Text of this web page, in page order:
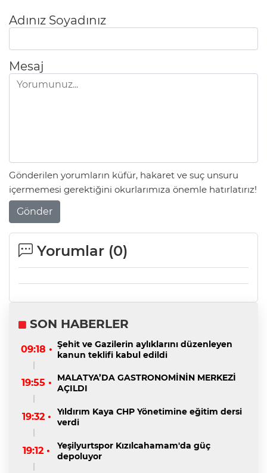
Adınız Soyadınız
Mesaj
Gönderilen yorumların küfür, hakaret ve suç unsuru
içermemesi gerektiğini okurlarımıza önemle hatırlatırız!
Gönder
Yorumlar (0)
SON HABERLER
09:18 • Şehit ve Gazilerin aylıklarını düzenleyen
kanun teklifi kabul edildi
19:55 •
MALATYA’DA GASTRONOMİNİN MERKEZİ
AÇILDI
19:32 •
Yıldırım Kaya CHP Yönetimine eğitim dersi
verdi
19:12 •
Yeşilyurtspor Kızılcahamam'da güç
depoluyor